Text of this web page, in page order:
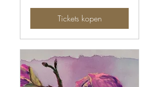
Tickets kopen